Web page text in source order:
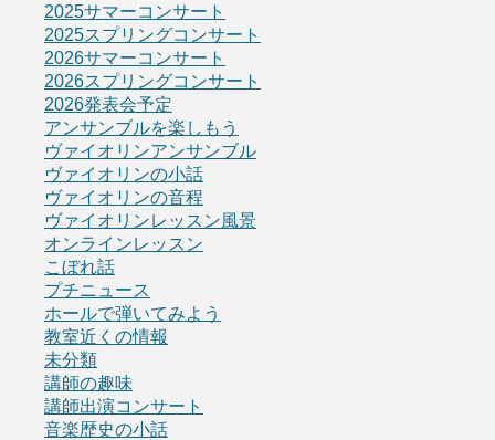
2025サマーコンサート
2025スプリングコンサート
2026サマーコンサート
2026スプリングコンサート
2026発表会予定
アンサンブルを楽しもう
ヴァイオリンアンサンブル
ヴァイオリンの小話
ヴァイオリンの音程
ヴァイオリンレッスン風景
オンラインレッスン
こぼれ話
プチニュース
ホールで弾いてみよう
教室近くの情報
未分類
講師の趣味
講師出演コンサート
音楽歴史の小話